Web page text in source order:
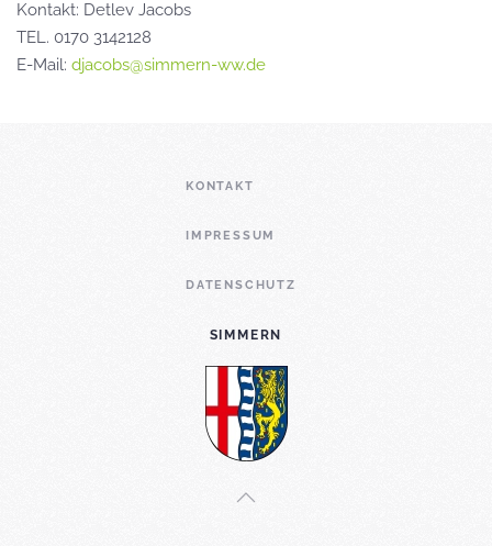
Kontakt: Detlev Jacobs
TEL. 0170 3142128
E-Mail: djacobs@simmern-ww.de
KONTAKT
IMPRESSUM
DATENSCHUTZ
SIMMERN